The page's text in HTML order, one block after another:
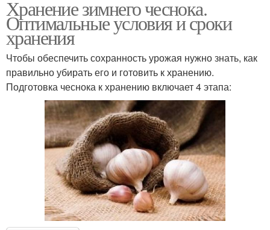
Хранение зимнего чеснока.
Оптимальные условия и сроки
хранения
Чтобы обеспечить сохранность урожая нужно знать, как
правильно убирать его и готовить к хранению.
Подготовка чеснока к хранению включает 4 этапа: